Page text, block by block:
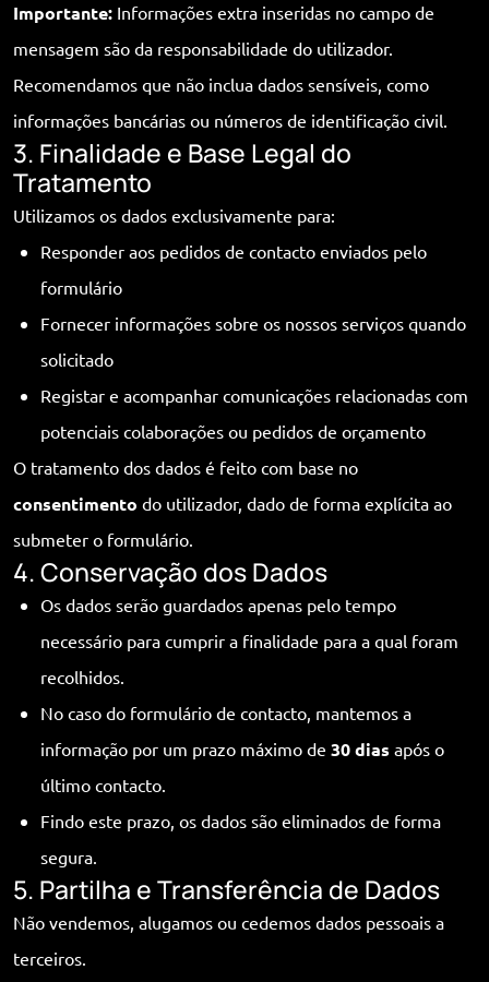
Importante: Informações extra inseridas no campo de
mensagem são da responsabilidade do utilizador.
Recomendamos que não inclua dados sensíveis, como
informações bancárias ou números de identificação civil.
3. Finalidade e Base Legal do
Tratamento
Utilizamos os dados exclusivamente para:
Responder aos pedidos de contacto enviados pelo
formulário
Fornecer informações sobre os nossos serviços quando
solicitado
Registar e acompanhar comunicações relacionadas com
potenciais colaborações ou pedidos de orçamento
O tratamento dos dados é feito com base no
consentimento do utilizador, dado de forma explícita ao
submeter o formulário.
4. Conservação dos Dados
Os dados serão guardados apenas pelo tempo
necessário para cumprir a finalidade para a qual foram
recolhidos.
No caso do formulário de contacto, mantemos a
informação por um prazo máximo de 30 dias após o
último contacto.
Findo este prazo, os dados são eliminados de forma
segura.
5. Partilha e Transferência de Dados
Não vendemos, alugamos ou cedemos dados pessoais a
terceiros.